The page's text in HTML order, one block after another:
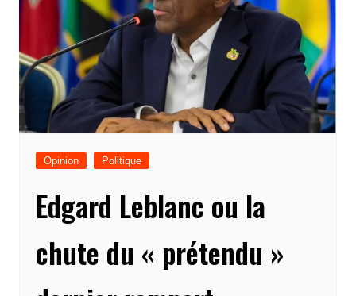
Opinion Politique
Edgard Leblanc ou la
chute du « prétendu »